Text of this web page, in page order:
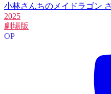
小林さんちのメイドラゴン
2025
劇場版
OP